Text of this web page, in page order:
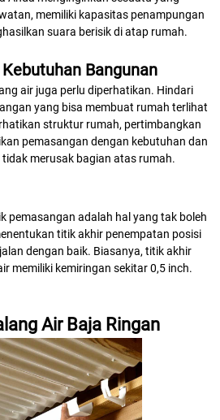
memiliki kapasitas penampungan
suara berisik di atap rumah.
Bangunan
air juga perlu diperhatikan. Hindari
yang bisa membuat rumah terlihat
struktur rumah, pertimbangkan
pemasangan dengan kebutuhan dan
merusak bagian atas rumah.
pemasangan adalah hal yang tak boleh
titik akhir penempatan posisi
dengan baik. Biasanya, titik akhir
memiliki kemiringan sekitar 0,5 inch.
Air Baja Ringan